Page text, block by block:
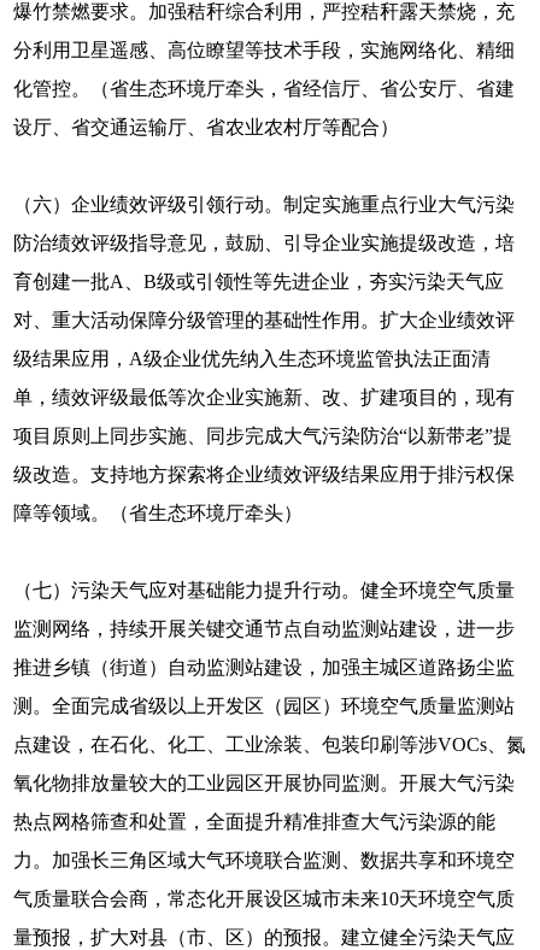
爆竹禁燃要求。加强秸秆综合利用，严控秸秆露天禁烧，充
分利用卫星遥感、高位瞭望等技术手段，实施网络化、精细
化管控。（省生态环境厅牵头，省经信厅、省公安厅、省建
设厅、省交通运输厅、省农业农村厅等配合）
（六）企业绩效评级引领行动。制定实施重点行业大气污染
防治绩效评级指导意见，鼓励、引导企业实施提级改造，培
育创建一批A、B级或引领性等先进企业，夯实污染天气应
对、重大活动保障分级管理的基础性作用。扩大企业绩效评
级结果应用，A级企业优先纳入生态环境监管执法正面清
单，绩效评级最低等次企业实施新、改、扩建项目的，现有
项目原则上同步实施、同步完成大气污染防治“以新带老”提
级改造。支持地方探索将企业绩效评级结果应用于排污权保
障等领域。（省生态环境厅牵头）
（七）污染天气应对基础能力提升行动。健全环境空气质量
监测网络，持续开展关键交通节点自动监测站建设，进一步
推进乡镇（街道）自动监测站建设，加强主城区道路扬尘监
测。全面完成省级以上开发区（园区）环境空气质量监测站
点建设，在石化、化工、工业涂装、包装印刷等涉VOCs、氮
氧化物排放量较大的工业园区开展协同监测。开展大气污染
热点网格筛查和处置，全面提升精准排查大气污染源的能
力。加强长三角区域大气环境联合监测、数据共享和环境空
气质量联合会商，常态化开展设区城市未来10天环境空气质
量预报，扩大对县（市、区）的预报。建立健全污染天气应